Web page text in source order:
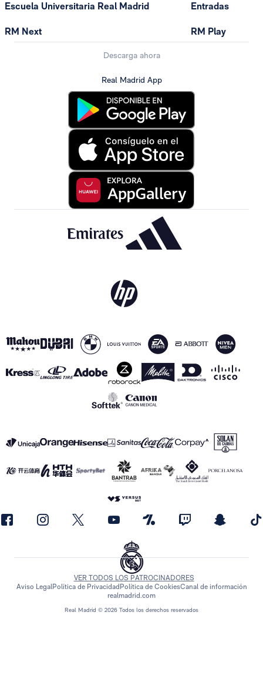
Escuela Universitaria Real Madrid
RM Next
Entradas
RM Play
Descarga ahora
Real Madrid App
Real Madrid © 2026 Todos los derechos reservados
VER TODOS LOS PATROCINADORES
Aviso LegalPolítica de Privacidad Política de CookiesCanal de información
realmadrid.com